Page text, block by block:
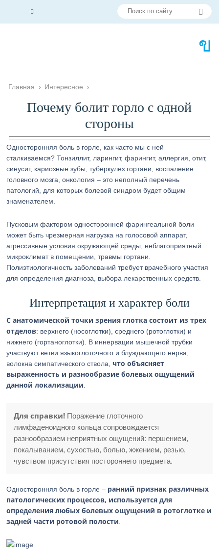
Главная › Интересное ›
Почему болит горло с одной
стороны
Односторонняя боль в горле, как часто мы с ней
сталкиваемся? Тонзиллит, ларингит, фарингит, аллергия, отит,
синусит, кариозные зубы, туберкулез гортани, воспаление
головного мозга, онкология – это неполный перечень
патологий, для которых болевой синдром будет общим
знаменателем.
Пусковым фактором односторонней фарингеальной боли
может быть чрезмерная нагрузка на голосовой аппарат,
агрессивные условия окружающей среды, неблагоприятный
микроклимат в помещении, травмы гортани.
Полиэтиологичность заболеваний требует врачебного участия
для определения диагноза, выбора лекарственных средств.
Интерпретация и характер боли
С анатомической точки зрения глотка состоит из трех
отделов: верхнего (носоглотки), среднего (ротоглотки) и
нижнего (гортаноглотки). В иннервации мышечной трубки
участвуют ветви языкоглоточного и блуждающего нерва,
волокна симпатического ствола,что объясняет
выраженность и разнообразие болевых ощущений
данной локализации
Для справки! Поражение глоточного
лимфаденоидного кольца сопровождается
разнообразием неприятных ощущений: першением,
покалыванием, сухостью, болью, жжением, резью,
чувством присутствия постороннего предмета.
Односторонняя боль в горле – ранний признак различных
патологических процессов, используется для
определения любых болевых ощущений в ротоглотке и
задней части ротовой полости